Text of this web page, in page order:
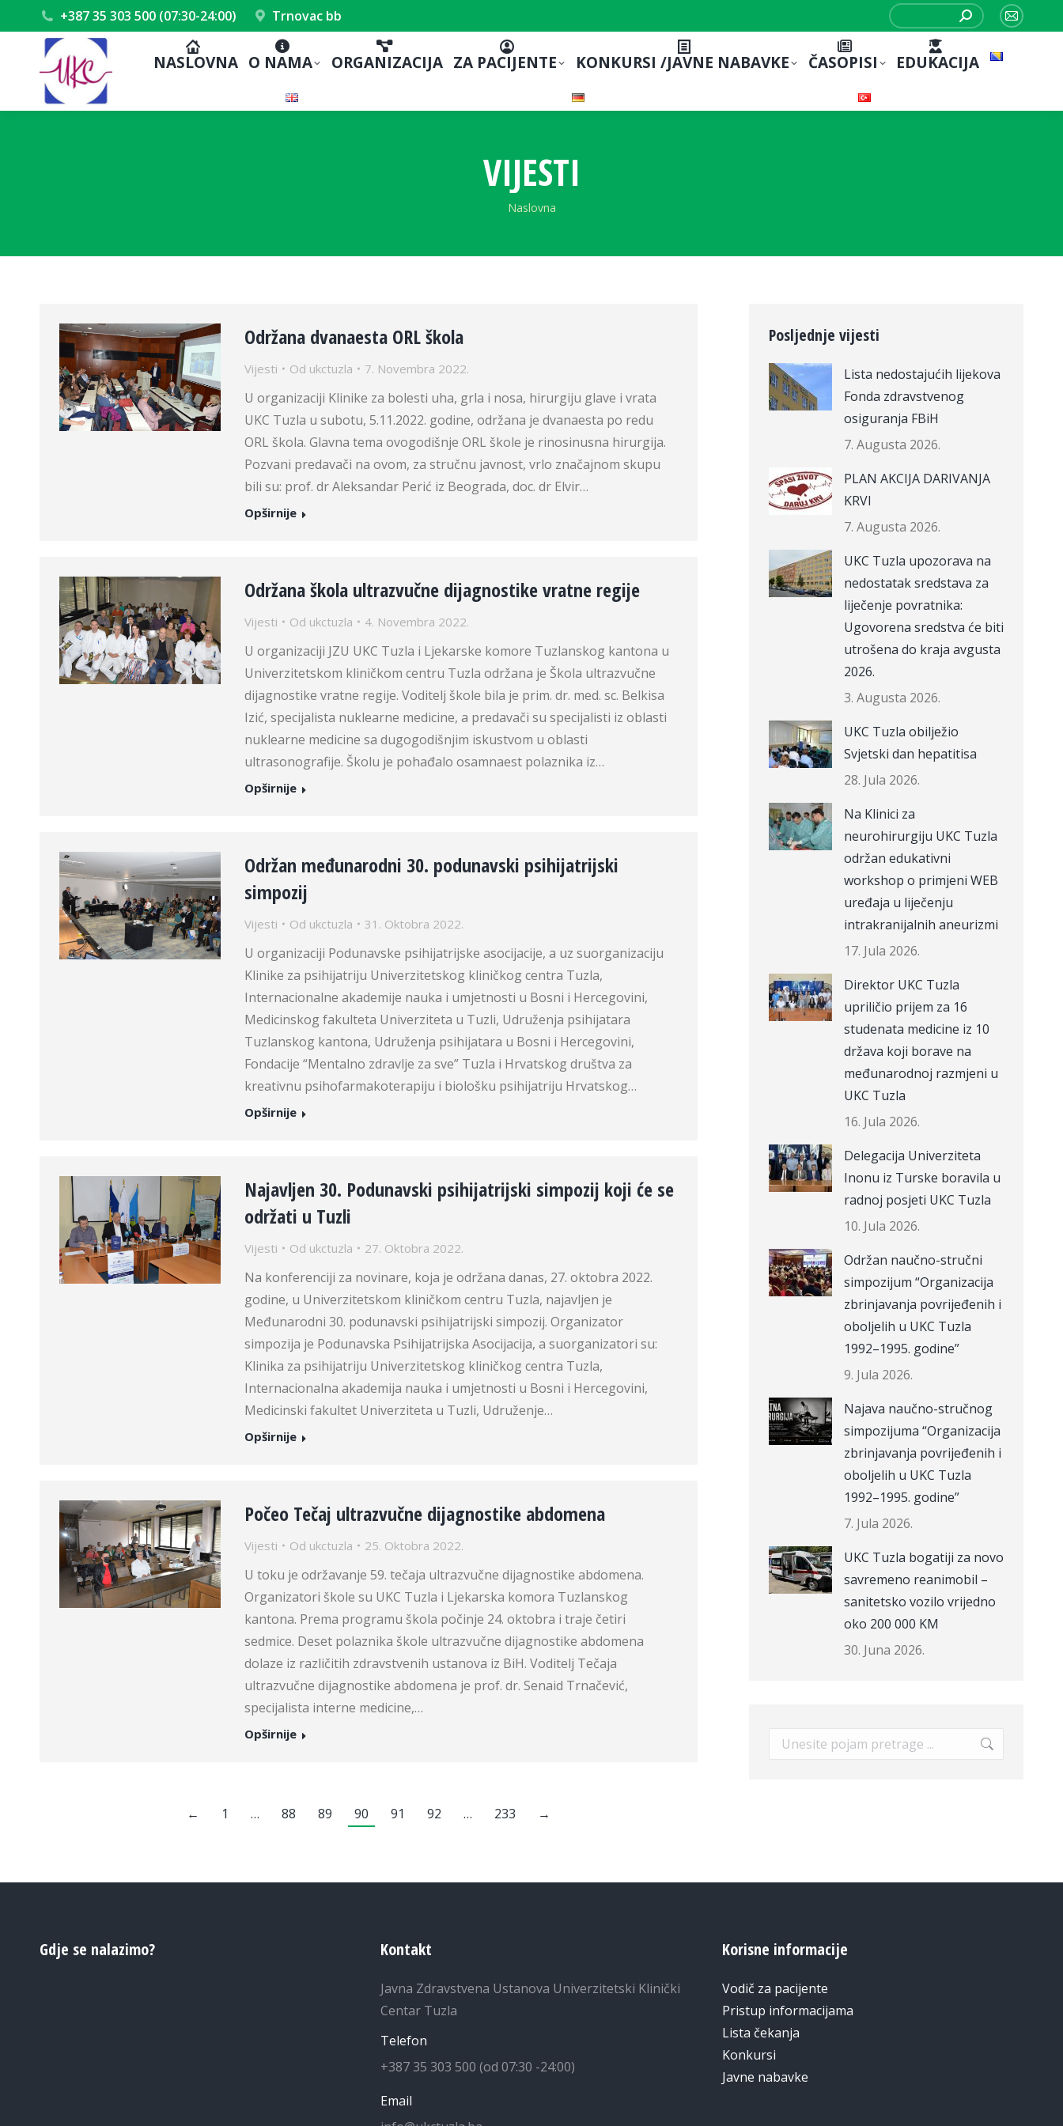
+387 35 303 500 (07:30-24:00) Trnovac bb
Search:
Mail
NASLOVNA O NAMA ORGANIZACIJA ZA PACIJENTE KONKURSI /JAVNE NABAVKE ČASOPISI EDUKACIJA
VIJESTI
You are here:
Naslovna
Održana dvanaesta ORL škola
Vijesti Od ukctuzla 7. Novembra 2022.
U organizaciji Klinike za bolesti uha, grla i nosa, hirurgiju glave i vrata
UKC Tuzla u subotu, 5.11.2022. godine, održana je dvanaesta po redu
ORL škola. Glavna tema ovogodišnje ORL škole je rinosinusna hirurgija.
Pozvani predavači na ovom, za stručnu javnost, vrlo značajnom skupu
bili su: prof. dr Aleksandar Perić iz Beograda, doc. dr Elvir…
Opširnije
Održana škola ultrazvučne dijagnostike vratne regije
Vijesti Od ukctuzla 4. Novembra 2022.
U organizaciji JZU UKC Tuzla i Ljekarske komore Tuzlanskog kantona u
Univerzitetskom kliničkom centru Tuzla održana je Škola ultrazvučne
dijagnostike vratne regije. Voditelj škole bila je prim. dr. med. sc. Belkisa
Izić, specijalista nuklearne medicine, a predavači su specijalisti iz oblasti
nuklearne medicine sa dugogodišnjim iskustvom u oblasti
ultrasonografije. Školu je pohađalo osamnaest polaznika iz…
Opširnije
Održan međunarodni 30. podunavski psihijatrijski
simpozij
Vijesti Od ukctuzla 31. Oktobra 2022.
U organizaciji Podunavske psihijatrijske asocijacije, a uz suorganizaciju
Klinike za psihijatriju Univerzitetskog kliničkog centra Tuzla,
Internacionalne akademije nauka i umjetnosti u Bosni i Hercegovini,
Medicinskog fakulteta Univerziteta u Tuzli, Udruženja psihijatara
Tuzlanskog kantona, Udruženja psihijatara u Bosni i Hercegovini,
Fondacije “Mentalno zdravlje za sve” Tuzla i Hrvatskog društva za
kreativnu psihofarmakoterapiju i biološku psihijatriju Hrvatskog…
Opširnije
Najavljen 30. Podunavski psihijatrijski simpozij koji će se
održati u Tuzli
Vijesti Od ukctuzla 27. Oktobra 2022.
Na konferenciji za novinare, koja je održana danas, 27. oktobra 2022.
godine, u Univerzitetskom kliničkom centru Tuzla, najavljen je
Međunarodni 30. podunavski psihijatrijski simpozij. Organizator
simpozija je Podunavska Psihijatrijska Asocijacija, a suorganizatori su:
Klinika za psihijatriju Univerzitetskog kliničkog centra Tuzla,
Internacionalna akademija nauka i umjetnosti u Bosni i Hercegovini,
Medicinski fakultet Univerziteta u Tuzli, Udruženje…
Opširnije
Počeo Tečaj ultrazvučne dijagnostike abdomena
Vijesti Od ukctuzla 25. Oktobra 2022.
U toku je održavanje 59. tečaja ultrazvučne dijagnostike abdomena.
Organizatori škole su UKC Tuzla i Ljekarska komora Tuzlanskog
kantona. Prema programu škola počinje 24. oktobra i traje četiri
sedmice. Deset polaznika škole ultrazvučne dijagnostike abdomena
dolaze iz različitih zdravstvenih ustanova iz BiH. Voditelj Tečaja
ultrazvučne dijagnostike abdomena je prof. dr. Senaid Trnačević,
specijalista interne medicine,…
Opširnije
← 1 … 88 89 90 91 92 … 233 →
Posljednje vijesti
Lista nedostajućih lijekova
Fonda zdravstvenog
osiguranja FBiH
7. Augusta 2026.
PLAN AKCIJA DARIVANJA
KRVI
7. Augusta 2026.
UKC Tuzla upozorava na
nedostatak sredstava za
liječenje povratnika:
Ugovorena sredstva će biti
utrošena do kraja avgusta
2026.
3. Augusta 2026.
UKC Tuzla obilježio
Svjetski dan hepatitisa
28. Jula 2026.
Na Klinici za
neurohirurgiju UKC Tuzla
održan edukativni
workshop o primjeni WEB
uređaja u liječenju
intrakranijalnih aneurizmi
17. Jula 2026.
Direktor UKC Tuzla
upriličio prijem za 16
studenata medicine iz 10
država koji borave na
međunarodnoj razmjeni u
UKC Tuzla
16. Jula 2026.
Delegacija Univerziteta
Inonu iz Turske boravila u
radnoj posjeti UKC Tuzla
10. Jula 2026.
Održan naučno-stručni
simpozijum “Organizacija
zbrinjavanja povrijeđenih i
oboljelih u UKC Tuzla
1992–1995. godine”
9. Jula 2026.
Najava naučno-stručnog
simpozijuma “Organizacija
zbrinjavanja povrijeđenih i
oboljelih u UKC Tuzla
1992–1995. godine”
7. Jula 2026.
UKC Tuzla bogatiji za novo
savremeno reanimobil –
sanitetsko vozilo vrijedno
oko 200 000 KM
30. Juna 2026.
Search:
Gdje se nalazimo? Kontakt
Javna Zdravstvena Ustanova Univerzitetski Klinički
Centar Tuzla
Telefon
+387 35 303 500 (od 07:30 -24:00)
Email
Korisne informacije
Vodič za pacijente
Pristup informacijama
Lista čekanja
Konkursi
Javne nabavke